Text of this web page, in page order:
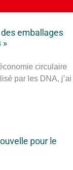
emballages
»
circulaire
par les DNA, j’ai
pour le